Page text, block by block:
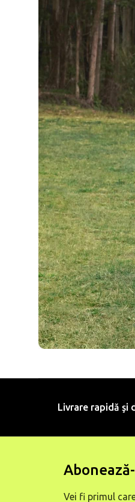
Livrare rapidă şi
Vei fi primul